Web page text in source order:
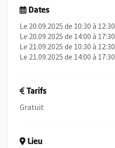
Dates
Le 20.09.2025 de 10:30 à 12:30
Le 20.09.2025 de 14:00 à 17:30
Le 21.09.2025 de 10:30 à 12:30
Le 21.09.2025 de 14:00 à 17:30
Tarifs
Gratuit
Lieu